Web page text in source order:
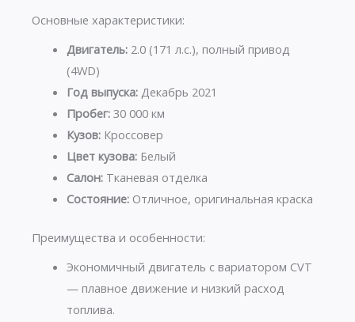
Основные характеристики:
Двигатель:2.0 (171 л.с.), полный привод
(4WD)
Год выпуска:Декабрь 2021
Пробег:30 000 км
Кузов:Кроссовер
Цвет кузова:Белый
Салон:Тканевая отделка
Состояние:Отличное, оригинальная краска
Преимущества и особенности:
Экономичный двигатель с вариатором CVT
— плавное движение и низкий расход
топлива.